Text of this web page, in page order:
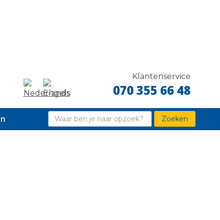
Klantenservice
070 355 66 48